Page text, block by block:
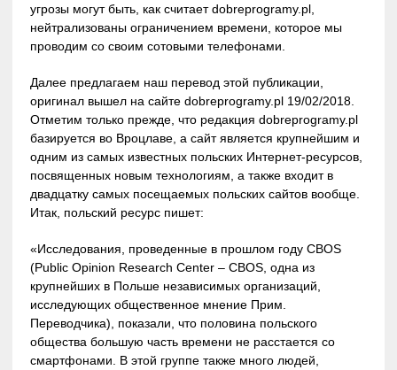
угрозы могут быть, как считает dobreprogramy.pl,
нейтрализованы ограничением времени, которое мы
проводим со своим сотовыми телефонами.
Далее предлагаем наш перевод этой публикации,
оригинал вышел на сайте dobreprogramy.pl 19/02/2018.
Отметим только прежде, что редакция dobreprogramy.pl
базируется во Вроцлаве, а сайт является крупнейшим и
одним из самых известных польских Интернет-ресурсов,
посвященных новым технологиям, а также входит в
двадцатку самых посещаемых польских сайтов вообще.
Итак, польский ресурс пишет:
«Исследования, проведенные в прошлом году CBOS
(Public Opinion Research Center – CBOS, одна из
крупнейших в Польше независимых организаций,
исследующих общественное мнение Прим.
Переводчика), показали, что половина польского
общества большую часть времени не расстается со
смартфонами. В этой группе также много людей,